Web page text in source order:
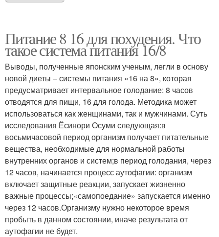
Питание 8 16 для похудения. Что
такое система питания 16/8
Выводы, полученные японским ученым, легли в основу
новой диеты – системы питания «16 на 8», которая
предусматривает интервальное голодание: 8 часов
отводятся для пищи, 16 для голода. Методика может
использоваться как женщинами, так и мужчинами. Суть
исследования Ёсинори Осуми следующая:в
восьмичасовой период организм получает питательные
вещества, необходимые для нормальной работы
внутренних органов и систем;в период голодания, через
12 часов, начинается процесс аутофагии: организм
включает защитные реакции, запускает жизненно
важные процессы;«самопоедание» запускается именно
через 12 часов.Организму нужно некоторое время
пробыть в данном состоянии, иначе результата от
аутофагии не будет.